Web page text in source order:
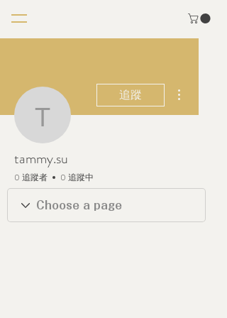
tammy.su
追蹤
tammy.su
0 追蹤者 0 追蹤中